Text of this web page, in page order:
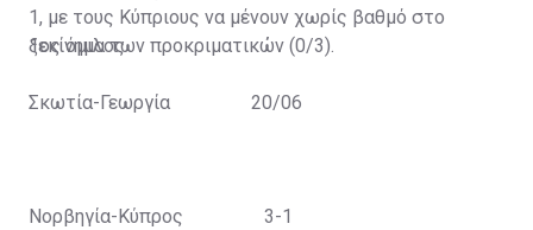
1, με τους Κύπριους να μένουν χωρίς βαθμό στο
ξεκίνημα των προκριματικών (0/3).
1ος όμιλος
Σκωτία-Γεωργία 20/06
Νορβηγία-Κύπρος 3-1